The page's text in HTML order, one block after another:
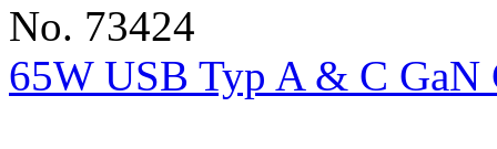
No. 73424
65W USB Typ A & C GaN